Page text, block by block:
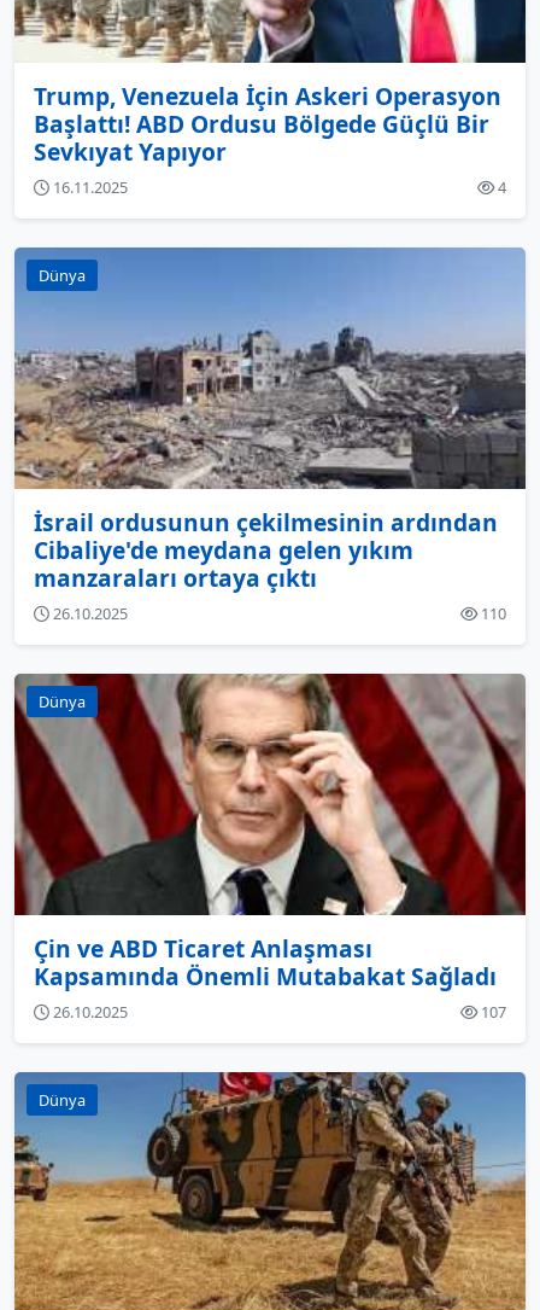
Trump, Venezuela İçin Askeri Operasyon
Başlattı! ABD Ordusu Bölgede Güçlü Bir
Sevkıyat Yapıyor
16.11.2025 4
Dünya
İsrail ordusunun çekilmesinin ardından
Cibaliye'de meydana gelen yıkım
manzaraları ortaya çıktı
26.10.2025 110
Dünya
Çin ve ABD Ticaret Anlaşması
Kapsamında Önemli Mutabakat Sağladı
26.10.2025 107
Dünya